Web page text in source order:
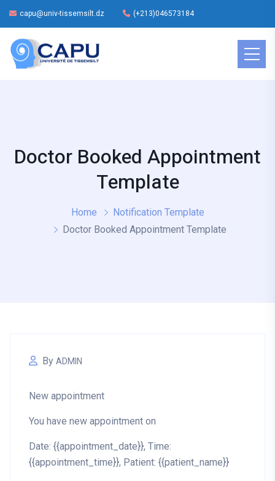
capu@univ-tissemsilt.dz (+213)046573184
Doctor Booked Appointment
Template
Home
Notification Template
Doctor Booked Appointment Template
By ADMIN
New appointment
You have new appointment on
Date: {{appointment_date}}, Time:
{{appointment_time}}, Patient: {{patient_name}}